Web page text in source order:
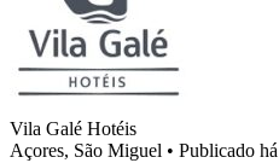
Vila Galé Hotéis
Açores, São Miguel • Publicado